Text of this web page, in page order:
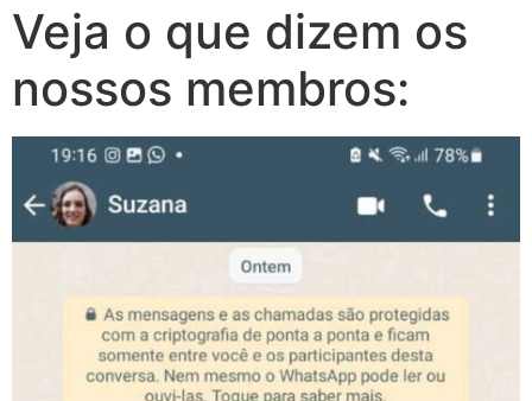
Veja o que dizem os
nossos membros: